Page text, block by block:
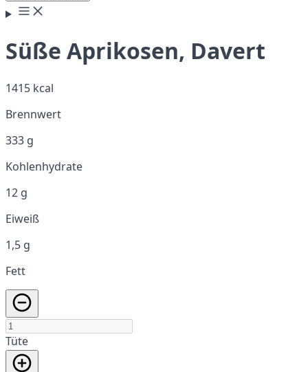
Süße Aprikosen, Davert
1415 kcal
Brennwert
333 g
Kohlenhydrate
12 g
Eiweiß
1,5 g
Fett
Tüte